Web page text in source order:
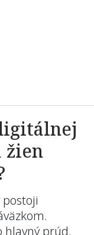
žien
hlavný prúd.